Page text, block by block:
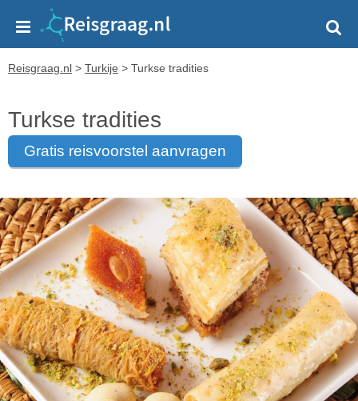
Reisgraag.nl > Turkije > Turkse tradities
Turkse tradities
gratis reisvoorstel aanvragen